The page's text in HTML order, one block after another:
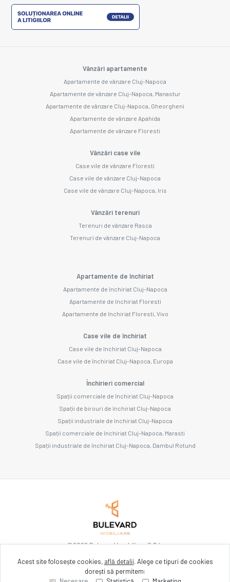
Vânzări apartamente
Apartamente de vânzare Cluj-Napoca
Apartamente de vânzare Cluj-Napoca, Manastur
Apartamente de vânzare Cluj-Napoca, Gheorgheni
Apartamente de vânzare Apahida
Apartamente de vânzare Floresti
Vânzări case vile
Case vile de vânzare Floresti
Case vile de vânzare Cluj-Napoca
Case vile de vânzare Cluj-Napoca, Iris
Vânzări terenuri
Terenuri de vânzare Rasca
Terenuri de vânzare Cluj-Napoca
Apartamente de închiriat
Apartamente de închiriat Cluj-Napoca
Apartamente de închiriat Floresti
Apartamente de închiriat Floresti, Vivo
Case vile de închiriat
Case vile de închiriat Cluj-Napoca
Case vile de închiriat Cluj-Napoca, Europa
Închirieri comercial
Spații comerciale de închiriat Cluj-Napoca
Spații de birouri de închiriat Cluj-Napoca
Spații industriale de închiriat Cluj-Napoca
Spații comerciale de închiriat Cluj-Napoca, Marasti
Spații industriale de închiriat Cluj-Napoca, Dambul Rotund
©2026Bulevard Imobiliare S.R.L.
Site creat în
Acest site folosește cookies, află detalii. Alege ce tipuri de cookies
dorești să permitem: